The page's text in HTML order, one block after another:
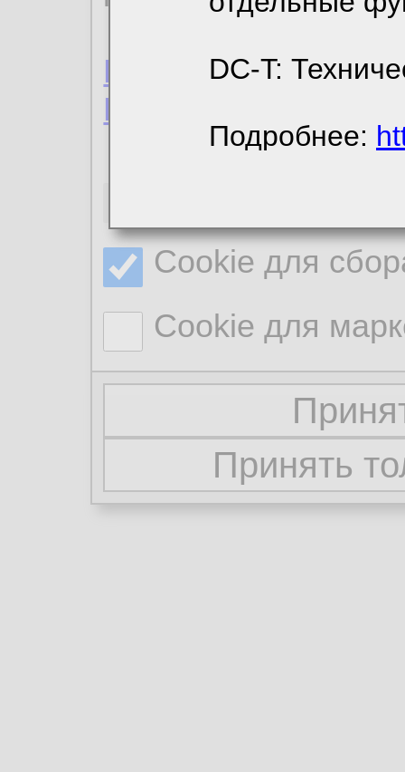
DC-T:
Подробнее:
Пользовательское
Политика
Cookie для
Cookie для